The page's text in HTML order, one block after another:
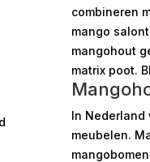
combineren
mango
mangohout
matrix poot.
In Nederland
meubelen.